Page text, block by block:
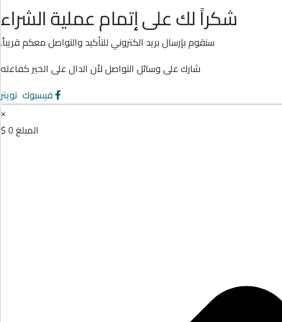
شكراً لك على إتمام عملية الشراء
سنقوم بإرسال بريد الكتروني للتأكيد والتواصل معكم قريباً.
شارك على وسائل التواصل لأن الدال على الخير كفاعله
فيسبوك تويتر
×
المبلغ0 $